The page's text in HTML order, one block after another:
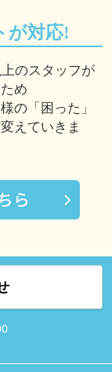
が対応!
のスタッフが
め
の「困った」
えていきま